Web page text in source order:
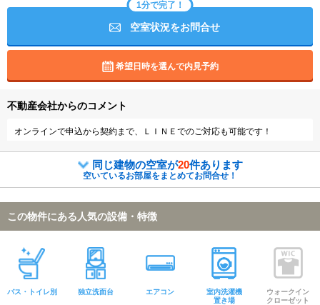
1分で完了！
空室状況をお問合せ
希望日時を選んで内見予約
不動産会社からのコメント
オンラインで申込から契約まで、ＬＩＮＥでのご対応も可能です！
同じ建物の空室が20件あります
空いているお部屋をまとめてお問合せ！
この物件にある人気の設備・特徴
バス・トイレ別 独立洗面台 エアコン
室内洗濯機
置き場
ウォークイン
クローゼット